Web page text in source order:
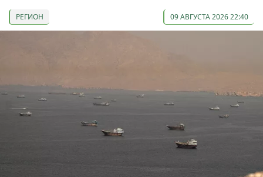
РЕГИОН 09 АВГУСТА 2026 22:40